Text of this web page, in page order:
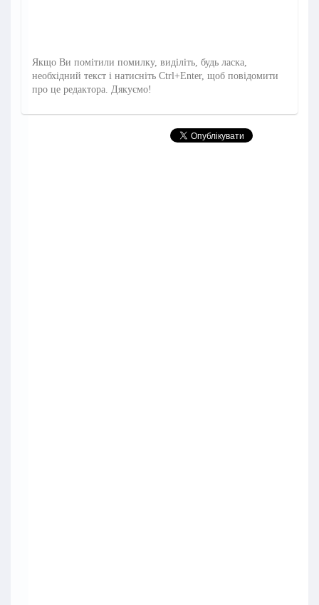
Якщо Ви помітили помилку, виділіть, будь ласка,
необхідний текст і натисніть Ctrl+Enter, щоб повідомити
про це редактора. Дякуємо!